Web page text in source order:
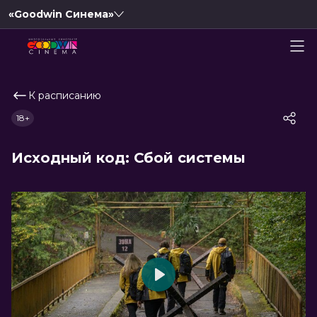
«Goodwin Синема»
К расписанию
Исходный код: Сбой системы
18+
Play